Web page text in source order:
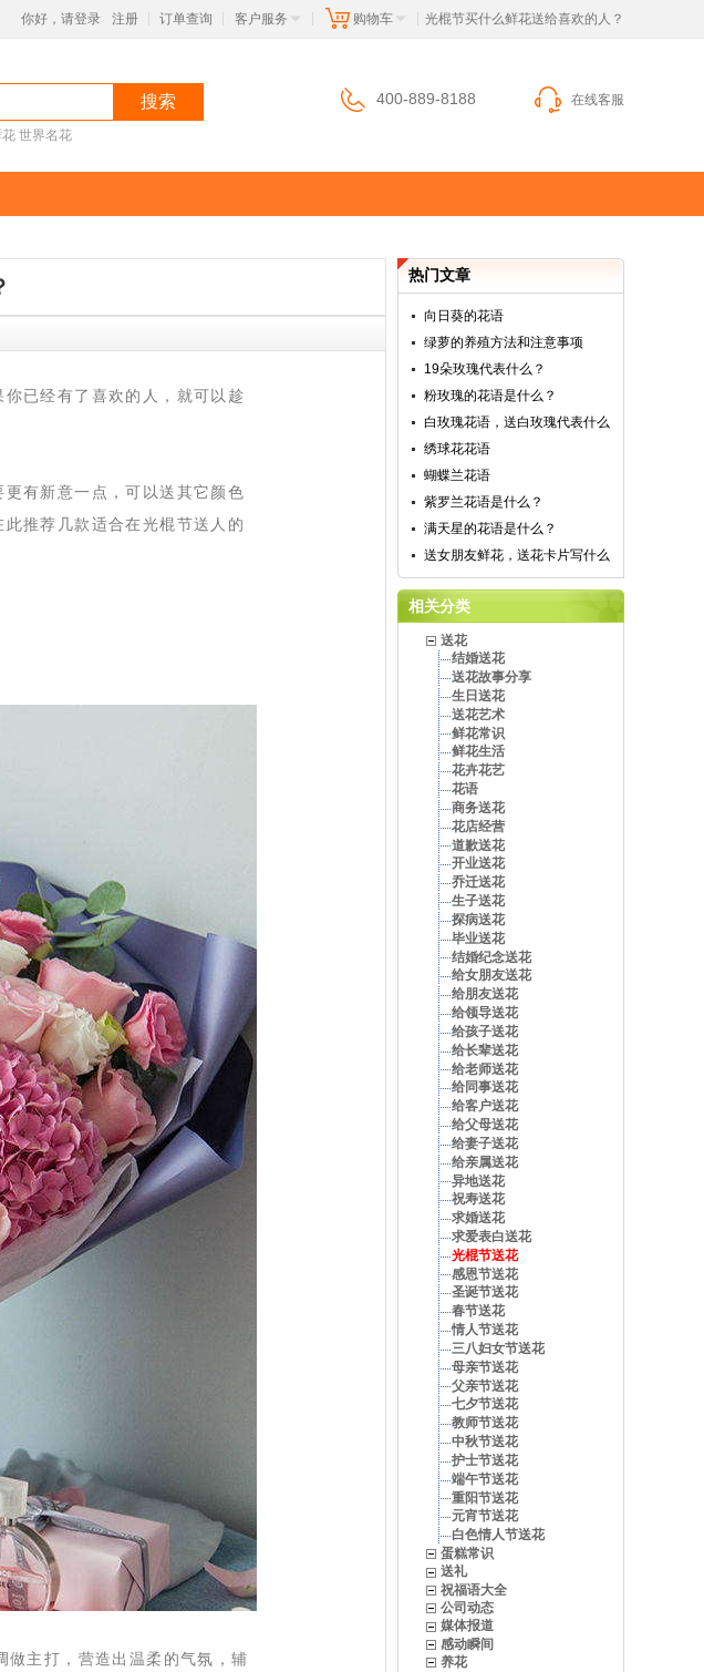
你好，请登录 注册 订单查询 客户服务 购物车 光棍节买什么鲜花送给喜欢的人？
搜索
世界名花
400-889-8188 在线客服
已经有了喜欢的人，就可以趁
有新意一点，可以送其它颜色
推荐几款适合在光棍节送人的
做主打，营造出温柔的气氛，辅
热门文章
向日葵的花语
绿萝的养殖方法和注意事项
19朵玫瑰代表什么？
粉玫瑰的花语是什么？
白玫瑰花语，送白玫瑰代表什么
绣球花花语
蝴蝶兰花语
紫罗兰花语是什么？
满天星的花语是什么？
送女朋友鲜花，送花卡片写什么
相关分类
送花
结婚送花
送花故事分享
生日送花
送花艺术
鲜花常识
鲜花生活
花卉花艺
花语
商务送花
花店经营
道歉送花
开业送花
乔迁送花
生子送花
探病送花
毕业送花
结婚纪念送花
给女朋友送花
给朋友送花
给领导送花
给孩子送花
给长辈送花
给老师送花
给同事送花
给客户送花
给父母送花
给妻子送花
给亲属送花
异地送花
祝寿送花
求婚送花
求爱表白送花
光棍节送花
感恩节送花
圣诞节送花
春节送花
情人节送花
三八妇女节送花
母亲节送花
父亲节送花
七夕节送花
教师节送花
中秋节送花
护士节送花
端午节送花
重阳节送花
元宵节送花
白色情人节送花
蛋糕常识
送礼
祝福语大全
公司动态
媒体报道
感动瞬间
养花